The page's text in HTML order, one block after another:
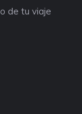
de tu viaje